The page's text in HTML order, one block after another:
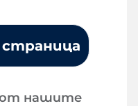
страница
от нашите